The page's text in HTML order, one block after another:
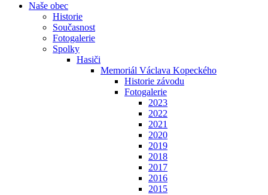
Naše obec
Historie
Současnost
Fotogalerie
Spolky
Hasiči
Memoriál Václava Kopeckého
Historie závodu
Fotogalerie
2023
2022
2021
2020
2019
2018
2017
2016
2015